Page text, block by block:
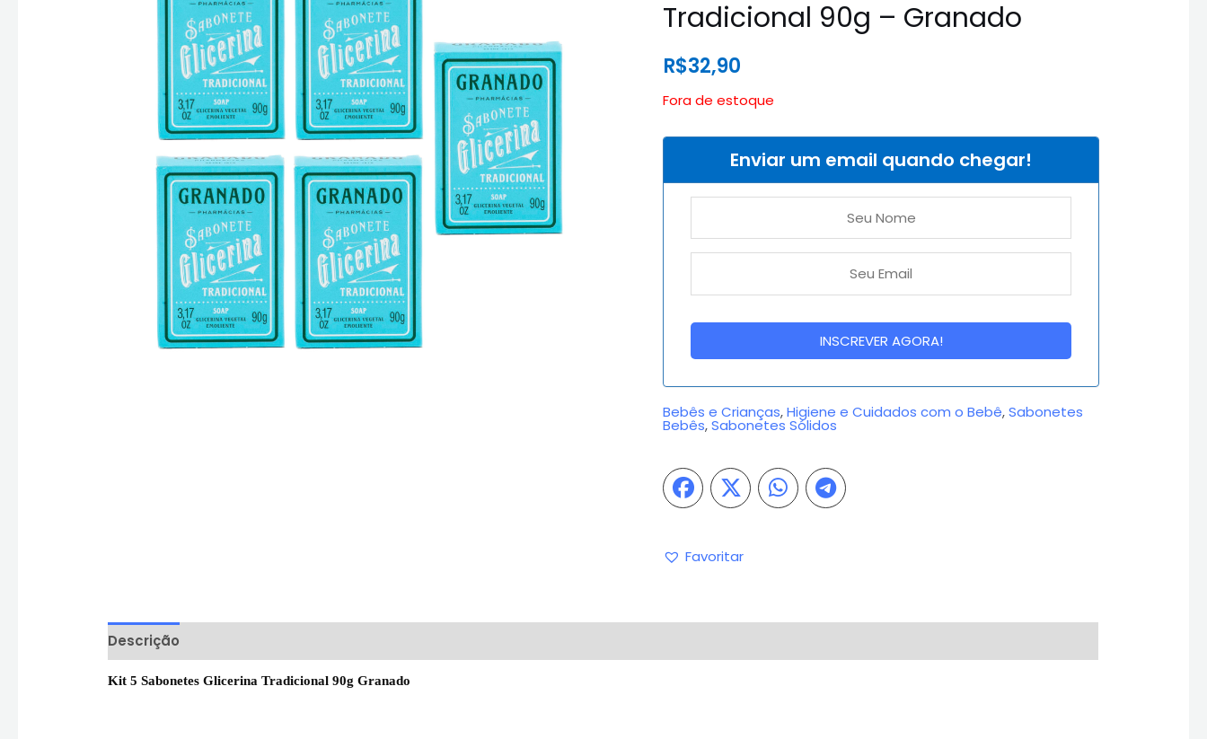
Tradicional 90g – Granado
R$32,90
Fora de estoque
Enviar um email quando chegar!
Bebês e Crianças,Higiene e Cuidados com o Bebê,Sabonetes
Bebês,Sabonetes Sólidos
Favoritar
Descrição
Kit 5 Sabonetes Glicerina Tradicional 90g Granado